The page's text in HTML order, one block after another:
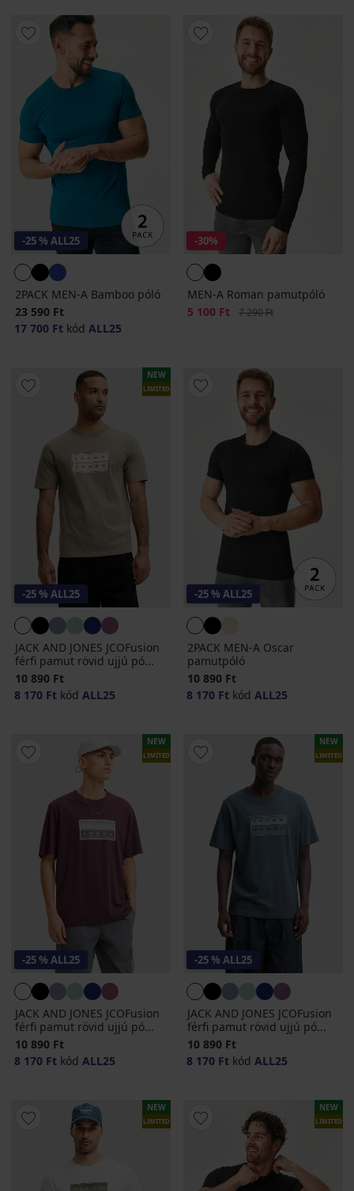
-25 % ALL25
2PACK MEN-A Bamboo póló
23 590 Ft
17 700 Ft kód ALL25
-30%
MEN-A Roman pamutpóló
Kedvezmény
5 100 Ft Eredeti ár
7 290 Ft
NEW
LIMITED
-25 % ALL25
JACK AND JONES JCOFusion
férfi pamut rövid ujjú pó...
10 890 Ft
8 170 Ft kód ALL25
-25 % ALL25
2PACK MEN-A Oscar
pamutpóló
10 890 Ft
8 170 Ft kód ALL25
NEW
LIMITED
-25 % ALL25
JACK AND JONES JCOFusion
férfi pamut rövid ujjú pó...
10 890 Ft
8 170 Ft kód ALL25
NEW
LIMITED
-25 % ALL25
JACK AND JONES JCOFusion
férfi pamut rövid ujjú pó...
10 890 Ft
8 170 Ft kód ALL25
NEW
LIMITED
NEW
LIMITED